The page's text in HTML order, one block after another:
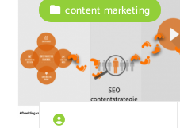
content marketing